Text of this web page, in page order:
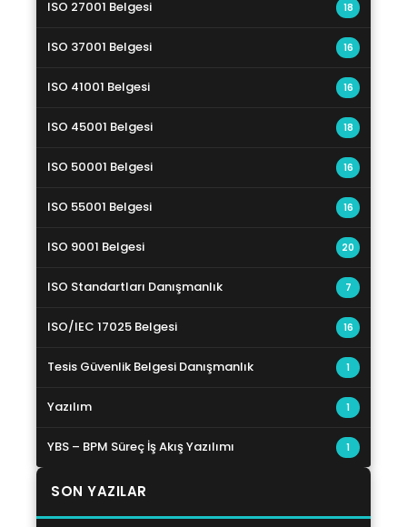
ISO 27001 Belgesi 18
ISO 37001 Belgesi 16
ISO 41001 Belgesi 16
ISO 45001 Belgesi 18
ISO 50001 Belgesi 16
ISO 55001 Belgesi 16
ISO 9001 Belgesi 20
ISO Standartları Danışmanlık 7
ISO/IEC 17025 Belgesi 16
Tesis Güvenlik Belgesi Danışmanlık 1
Yazılım 1
YBS – BPM Süreç İş Akış Yazılımı 1
SON YAZILAR